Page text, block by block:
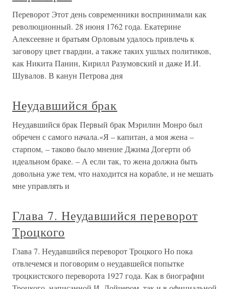
Переворот Этот день современники воспринимали как
революционный. 28 июня 1762 года. Екатерине
Алексеевне и братьям Орловым удалось привлечь к
заговору цвет гвардии, а также таких ушлых политиков,
как Никита Панин, Кирилл Разумовский и даже И.И.
Шувалов. В канун Петрова дня
Неудавшийся брак
Неудавшийся брак Первый брак Мэрилин Монро был
обречен с самого начала.«Я – капитан, а моя жена –
старпом, – таково было мнение Джима Догерти об
идеальном браке. – А если так, то жена должна быть
довольна уже тем, что находится на корабле, и не мешать
мне управлять и
Глава 7. Неудавшийся переворот
Троцкого
Глава 7. Неудавшийся переворот Троцкого Но пока
отвлечемся и поговорим о неудавшейся попытке
троцкистского переворота 1927 года. Как в биографии